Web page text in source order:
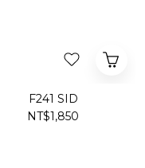
F241 SID
NT$1,850